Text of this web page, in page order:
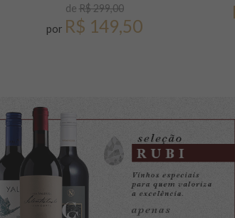
de R$ 299,00
por R$ 149,50